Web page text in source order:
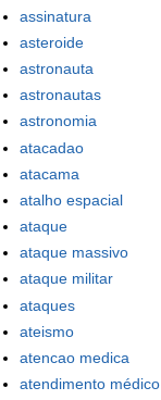
assinatura
asteroide
astronauta
astronautas
astronomia
atacadao
atacama
atalho espacial
ataque
ataque massivo
ataque militar
ataques
ateismo
atencao medica
atendimento médico